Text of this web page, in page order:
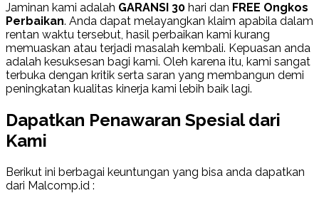
Jaminan kami adalah GARANSI 30 hari dan FREE Ongkos
Perbaikan. Anda dapat melayangkan klaim apabila dalam
rentan waktu tersebut, hasil perbaikan kami kurang
memuaskan atau terjadi masalah kembali. Kepuasan anda
adalah kesuksesan bagi kami. Oleh karena itu, kami sangat
terbuka dengan kritik serta saran yang membangun demi
peningkatan kualitas kinerja kami lebih baik lagi.
Dapatkan Penawaran Spesial dari
Kami
Berikut ini berbagai keuntungan yang bisa anda dapatkan
dari Malcomp.id :